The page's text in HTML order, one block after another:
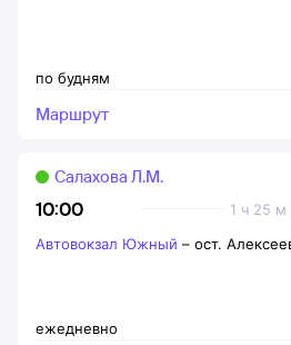
по будням
Маршрут
10:00 1 ч 25 м
Салахова Л.М.
ежедневно
Автовокзал Южный – ост.